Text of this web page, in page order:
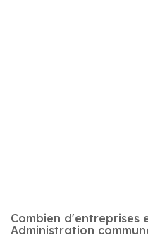
Combien d'entreprises
Administration